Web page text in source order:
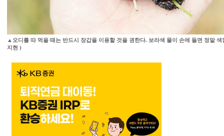
▲오디를 따 먹을 때는 반드시 장갑을 이용할 것을 권한다. 보라색 물이 손에 들면 정말 색
지현 )